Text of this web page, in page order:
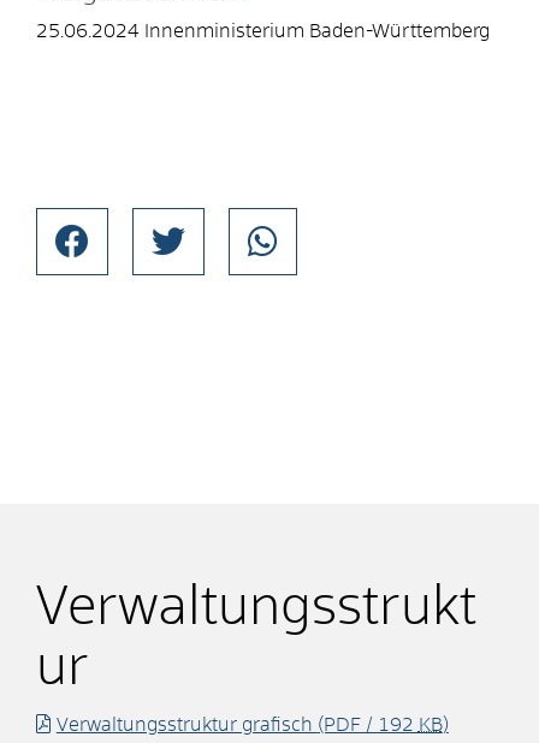
25.06.2024 Innenministerium Baden-Württemberg
Verwaltungsstrukt
ur
Verwaltungsstruktur grafisch (PDF / 192 KB)